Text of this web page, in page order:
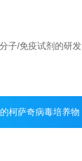
子/免疫试剂的研发
柯萨奇病毒培养物